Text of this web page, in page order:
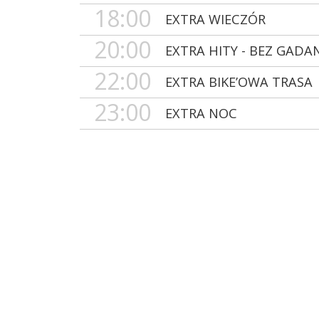
18:00
EXTRA WIECZÓR
20:00 EXTRA HITY - BEZ
22:00 EXTRA BIKE’OWA TRASA
23:00 EXTRA NOC